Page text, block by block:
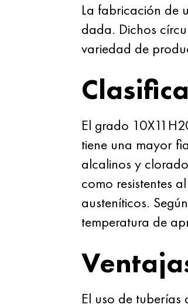
La fabricación de
dada. Dichos
variedad de
El grado
tiene una mayor
alcalinos y
como resistentes
austeníticos.
temperatura de
El uso de